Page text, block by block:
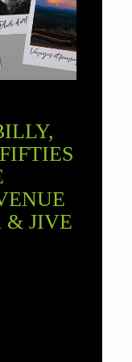
& JIVE